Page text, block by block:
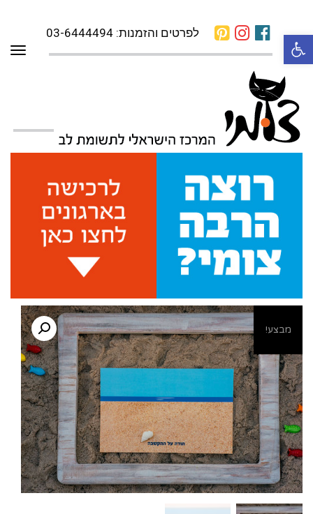
פתח סרגל נגישות לפרטים והזמנות: 03-6444494
מבצע!